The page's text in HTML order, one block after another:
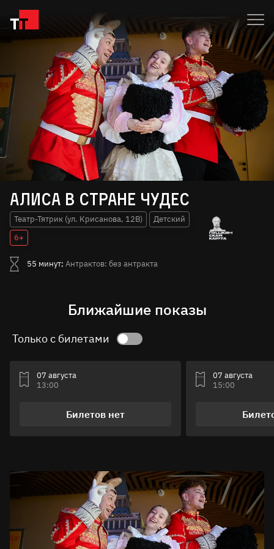
Алиса в стране чудес
Театр-Тятрик (ул. Крисанова, 12В)
Детский
6+
55 минут; Антрактов: без антракта
Ближайшие показы
Только с билетами
07 августа
13:00
Билетов нет
07 августа
15:00